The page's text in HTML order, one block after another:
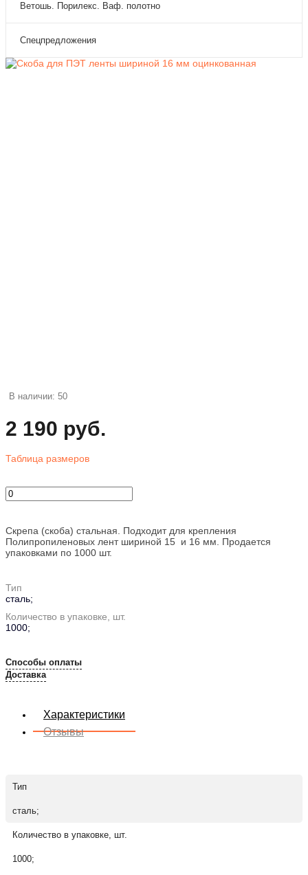
Ветошь. Порилекс. Ваф. полотно
Спецпредложения
В наличии: 50
2 190 руб.
Таблица размеров
Скрепа (скоба) стальная. Подходит для крепления
Полипропиленовых лент шириной 15 и 16 мм. Продается
упаковками по 1000 шт.
Тип
сталь;
Количество в упаковке, шт.
1000;
Способы оплаты
Доставка
Характеристики
Отзывы
Тип
сталь;
Количество в упаковке, шт.
1000;